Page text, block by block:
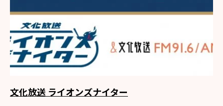
文化放送 ライオンズナイター